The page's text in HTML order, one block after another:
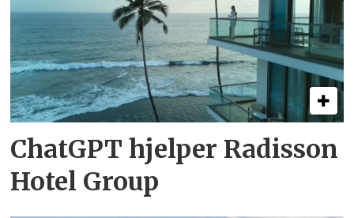
ChatGPT hjelper Radisson
Hotel Group